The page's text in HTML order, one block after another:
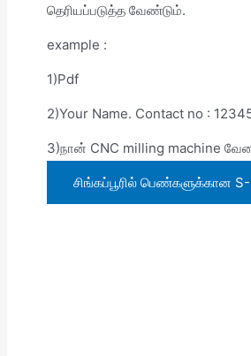
தெரியப்படுத்த வேண்டும்.
example :
1)Pdf
2)Your Name. Contact no :
3)நான் CNC milling machine
சிங்கப்பூரில் பெண்களுக்கான